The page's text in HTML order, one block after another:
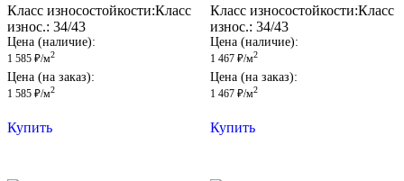
Класс износостойкости:Класс
износ.: 34/43
Цена (наличие):
1 585 ₽/м2
Цена (на заказ):
1 585 ₽/м2
Купить
Класс износостойкости:Класс
износ.: 34/43
Цена (наличие):
1 467 ₽/м2
Цена (на заказ):
1 467 ₽/м2
Купить